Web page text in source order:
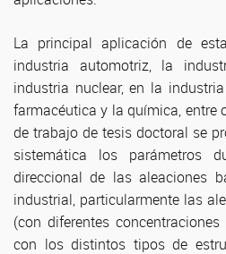
La principal aplicación de
industria automotriz, la
industria nuclear, en la
farmacéutica y la química, entre
de trabajo de tesis doctoral se
sistemática los parámetros
direccional de las aleaciones
industrial, particularmente las
(con diferentes
con los distintos tipos de